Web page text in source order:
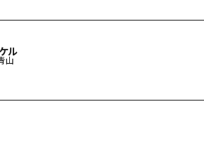
ィンテージ
ル
山